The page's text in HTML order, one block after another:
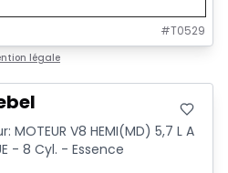
#T0529
légale
V8 HEMI(MD) 5,7 L A
- 8 Cyl. - Essence